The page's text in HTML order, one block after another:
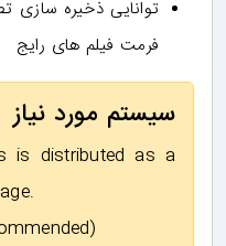
توانایی ذخیره
فرمت فیلم های رایج
سیستم مورد نیاز
is distributed as a